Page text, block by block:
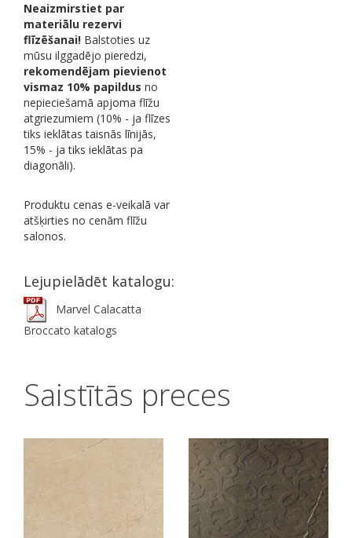
Neaizmirstiet par
materiālu rezervi
flīzēšanai! Balstoties uz
mūsu ilggadējo pieredzi,
rekomendējam pievienot
vismaz 10% papildus no
nepieciešamā apjoma flīžu
atgriezumiem (10% - ja flīzes
tiks ieklātas taisnās līnijās,
15% - ja tiks ieklātas pa
diagonāli).
Produktu cenas e-veikalā var
atšķirties no cenām flīžu
salonos.
Lejupielādēt katalogu:
Marvel Calacatta
Broccato katalogs
Saistītās preces